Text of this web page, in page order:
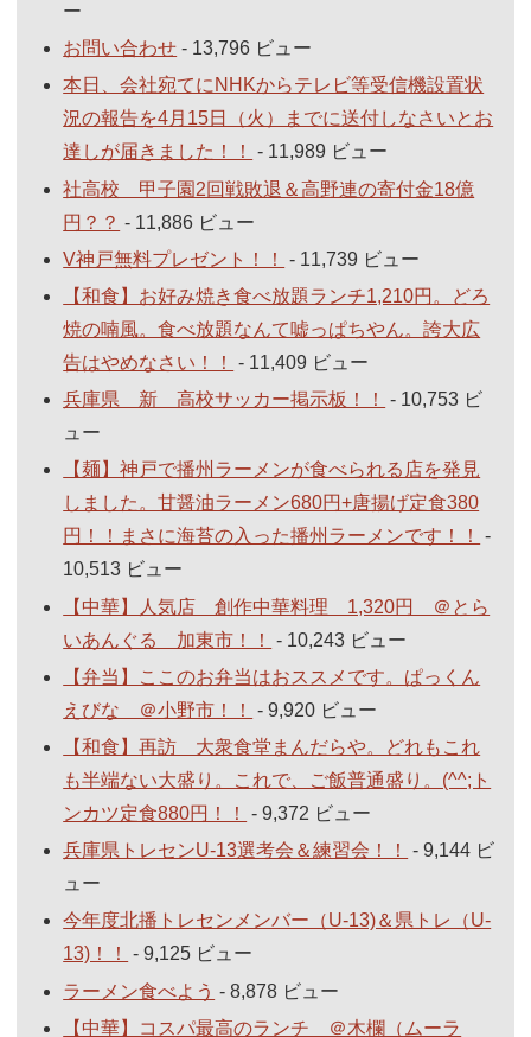
ー
お問い合わせ - 13,796 ビュー
本日、会社宛てにNHKからテレビ等受信機設置状
況の報告を4月15日（火）までに送付しなさいとお
達しが届きました！！
- 11,989 ビュー
社高校 甲子園2回戦敗退＆高野連の寄付金18億
円？？ - 11,886 ビュー
V神戸無料プレゼント！！
- 11,739 ビュー
【和食】お好み焼き食べ放題ランチ1,210円。どろ
焼の喃風。食べ放題なんて嘘っぱちやん。誇大広
告はやめなさい！！
- 11,409 ビュー
兵庫県 新 高校サッカー掲示板！！
- 10,753 ビ
ュー
【麺】神戸で播州ラーメンが食べられる店を発見
しました。甘醤油ラーメン680円+唐揚げ定食380
円！！まさに海苔の入った播州ラーメンです！！
-
10,513 ビュー
【中華】人気店 創作中華料理 1,320円 ＠とら
いあんぐる 加東市！！
- 10,243 ビュー
【弁当】ここのお弁当はおススメです。ぱっくん
えびな ＠小野市！！
- 9,920 ビュー
【和食】再訪 大衆食堂まんだらや。どれもこれ
も半端ない大盛り。これで、ご飯普通盛り。(^^;ト
ンカツ定食880円！！
- 9,372 ビュー
兵庫県トレセンU-13選考会＆練習会！！
- 9,144 ビ
ュー
今年度北播トレセンメンバー（U-13)＆県トレ（U-
13)！！
- 9,125 ビュー
ラーメン食べよう - 8,878 ビュー
【中華】コスパ最高のランチ ＠木欄（ムーラ